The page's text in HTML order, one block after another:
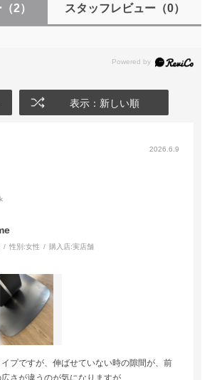
（2） スタッフレビュー（0）
表示：新しい順
2026.6.9
性別:女性 購入店:実店舗
プですが、伸ばせていない時の隙間が、前
さが違うのが気になりますが